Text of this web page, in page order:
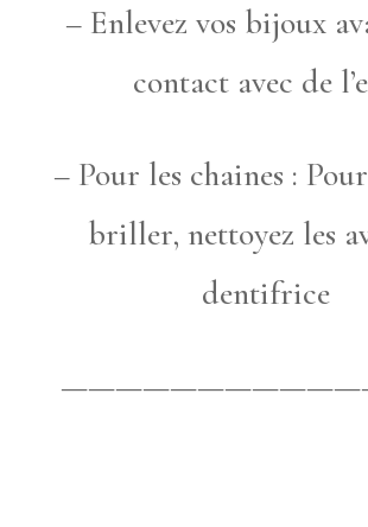
– Enlevez vos bijoux
contact avec de
– Pour les chaines :
briller, nettoyez les
dentifrice